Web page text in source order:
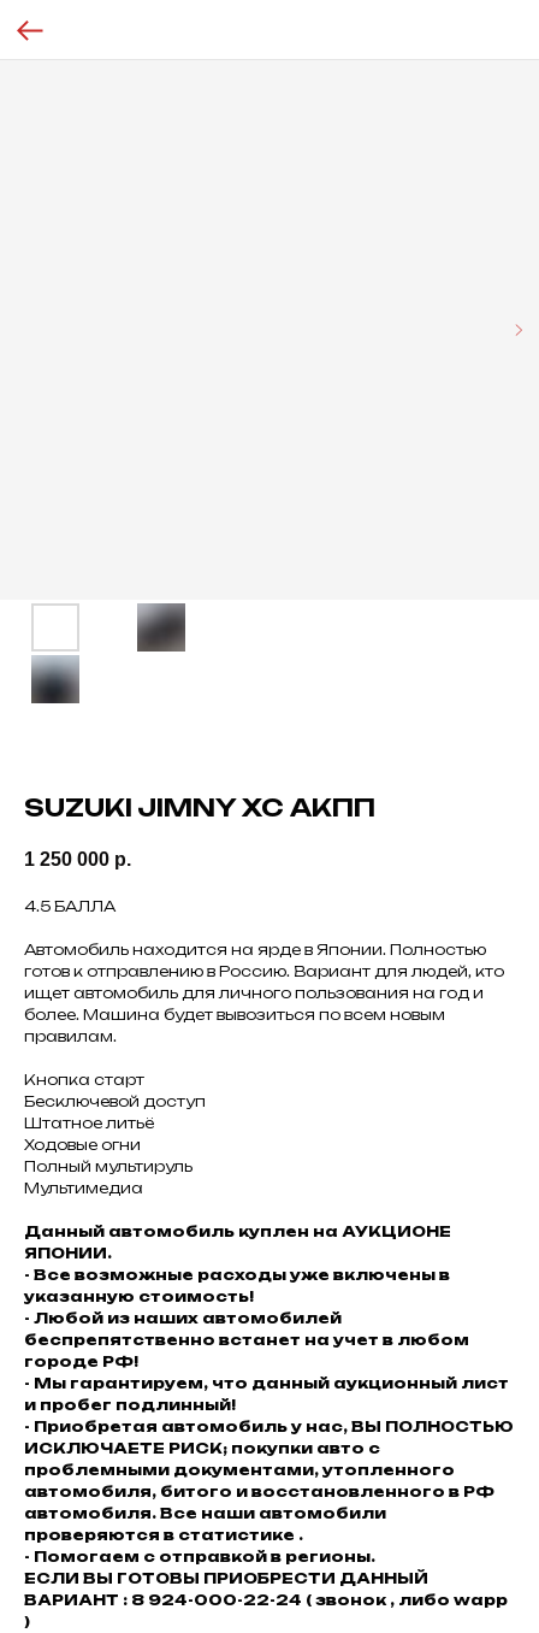
SUZUKI JIMNY XC АКПП
1 250 000 р.
4.5 БАЛЛА
Автомобиль находится на ярде в Японии. Полностью
готов к отправлению в Россию. Вариант для людей, кто
ищет автомобиль для личного пользования на год и
более. Машина будет вывозиться по всем новым
правилам.
Кнопка старт
Бесключевой доступ
Штатное литьё
Ходовые огни
Полный мультируль
Мультимедиа
Данный автомобиль куплен на АУКЦИОНЕ
ЯПОНИИ.
- Все возможные расходы уже включены в
указанную стоимость!
- Любой из наших автомобилей
беспрепятственно встанет на учет в любом
городе РФ!
- Мы гарантируем, что данный аукционный лист
и пробег подлинный!
- Приобретая автомобиль у нас, ВЫ ПОЛНОСТЬЮ
ИСКЛЮЧАЕТЕ РИСК; покупки авто с
проблемными документами, утопленного
автомобиля, битого и восстановленного в РФ
автомобиля. Все наши автомобили
проверяются в статистике .
- Помогаем с отправкой в регионы.
ЕСЛИ ВЫ ГОТОВЫ ПРИОБРЕСТИ ДАННЫЙ
ВАРИАНТ : 8 924-000-22-24 ( звонок , либо wapp
)